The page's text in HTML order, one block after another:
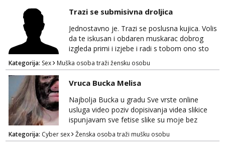
pušenje bez zaštite 🖤 erotsko rublje 🍑
analno uz nadoplatu 💦 svršavanje po tijelu ⛓️
strap on service 👠 dominacija, šamaranje i
kinky igrice ...
Trazi se submisivna droljica
Jednostavno je. Trazi se poslusna kujica. Volis
da te iskusan i obdaren muskarac dobrog
izgleda primi i izjebe i radi s tobom ono sto
on zeli raditi. Cura si van okvira,kinky i
poslusna. Idealno 25 godina max okvirno 40.
Nikakve umisljene femy ko fol ljepotice me ne
interesiraju. Stop pederima i slicnima. Stop
bonovima i slicne gluposti. Javi se sa slikom i
ukratko o sebi na: naal_naal@yahoo...
Kategorija: Sex Muška osoba traži žensku osobu
Vruca Bucka Melisa
Najbolja Bucka u gradu Sve vrste online
usluga video poziv dopisivanja videa slikice
ispunjavam sve fetise slike su moje bez
neugodnih iznenađenja javiti se na wap:
+385998702942
Kategorija: Cyber sex Ženska osoba traži mušku osobu